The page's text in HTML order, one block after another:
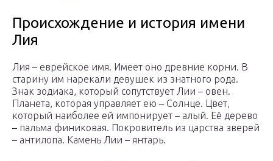
Происхождение и история имени
Лия
Лия – еврейское имя. Имеет оно древние корни. В
старину им нарекали девушек из знатного рода.
Знак зодиака, который сопутствует Лии – овен.
Планета, которая управляет ею – Солнце. Цвет,
который наиболее ей импонирует – алый. Её дерево
– пальма финиковая. Покровитель из царства зверей
– антилопа. Камень Лии – янтарь.